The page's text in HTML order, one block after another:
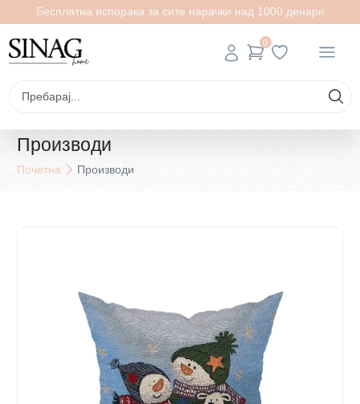
Бесплатна испорака за сите нарачки над 1000 денари
0
Производи
Почетна Производи